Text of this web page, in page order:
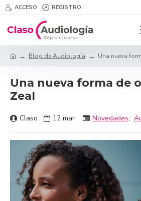
ACCESO REGISTRO
Blog de Audiología Una nueva
Una nueva forma de
Zeal
Claso 12 mar Novedades,